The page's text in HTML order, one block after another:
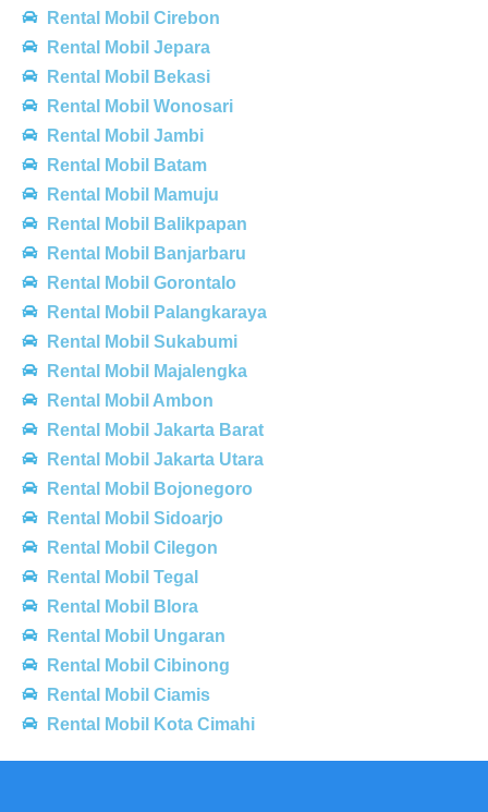
Rental Mobil Cirebon
Rental Mobil Jepara
Rental Mobil Bekasi
Rental Mobil Wonosari
Rental Mobil Jambi
Rental Mobil Batam
Rental Mobil Mamuju
Rental Mobil Balikpapan
Rental Mobil Banjarbaru
Rental Mobil Gorontalo
Rental Mobil Palangkaraya
Rental Mobil Sukabumi
Rental Mobil Majalengka
Rental Mobil Ambon
Rental Mobil Jakarta Barat
Rental Mobil Jakarta Utara
Rental Mobil Bojonegoro
Rental Mobil Sidoarjo
Rental Mobil Cilegon
Rental Mobil Tegal
Rental Mobil Blora
Rental Mobil Ungaran
Rental Mobil Cibinong
Rental Mobil Ciamis
Rental Mobil Kota Cimahi